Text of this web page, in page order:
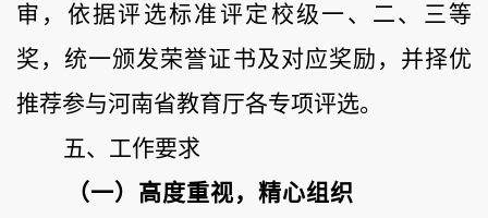
审， 依据评选标准评定校级一、二、三等
奖，统一颁发荣誉证书及对应奖励，并择优
推荐参与河南省教育厅各专项评选。
五、工作要求
（一）高度重视， 精心组织